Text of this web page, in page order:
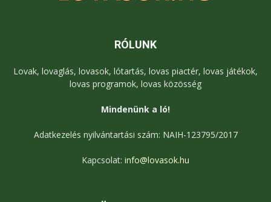
RÓLUNK
Lovak, lovaglás, lovasok, lótartás, lovas piactér, lovas játékok,
lovas programok, lovas közösség
Mindenünk a ló!
Adatkezelés nyilvántartási szám: NAIH-123795/2017
Kapcsolat: info@lovasok.hu